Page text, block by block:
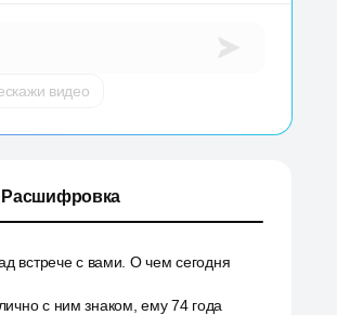
видео
Расшифровка
встрече с вами. О чем сегодня
с ним знаком, ему 74 года